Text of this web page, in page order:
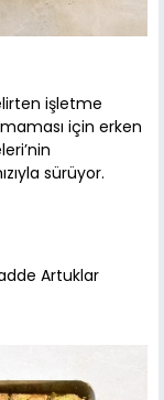
işletme
için erken
sürüyor.
Artuklar